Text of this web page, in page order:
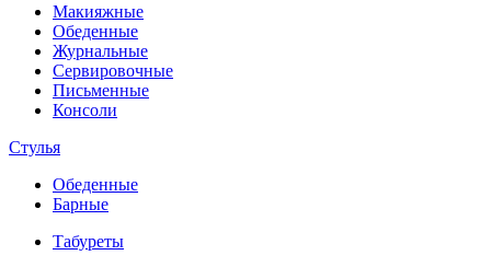
Макияжные
Обеденные
Журнальные
Сервировочные
Письменные
Консоли
Стулья
Обеденные
Барные
Табуреты